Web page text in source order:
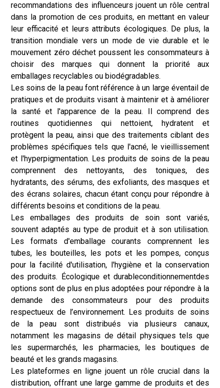
recommandations des influenceurs jouent un rôle central
dans la promotion de ces produits, en mettant en valeur
leur efficacité et leurs attributs écologiques. De plus, la
transition mondiale vers un mode de vie durable et le
mouvement zéro déchet poussent les consommateurs à
choisir des marques qui donnent la priorité aux
emballages recyclables ou biodégradables.
Les soins de la peau font référence à un large éventail de
pratiques et de produits visant à maintenir et à améliorer
la santé et l'apparence de la peau. Il comprend des
routines quotidiennes qui nettoient, hydratent et
protègent la peau, ainsi que des traitements ciblant des
problèmes spécifiques tels que l'acné, le vieillissement
et l'hyperpigmentation. Les produits de soins de la peau
comprennent des nettoyants, des toniques, des
hydratants, des sérums, des exfoliants, des masques et
des écrans solaires, chacun étant conçu pour répondre à
différents besoins et conditions de la peau.
Les emballages des produits de soin sont variés,
souvent adaptés au type de produit et à son utilisation.
Les formats d'emballage courants comprennent les
tubes, les bouteilles, les pots et les pompes, conçus
pour la facilité d'utilisation, l'hygiène et la conservation
des produits. Écologique et durableconditionnementdes
options sont de plus en plus adoptées pour répondre à la
demande des consommateurs pour des produits
respectueux de l’environnement. Les produits de soins
de la peau sont distribués via plusieurs canaux,
notamment les magasins de détail physiques tels que
les supermarchés, les pharmacies, les boutiques de
beauté et les grands magasins.
Les plateformes en ligne jouent un rôle crucial dans la
distribution, offrant une large gamme de produits et des